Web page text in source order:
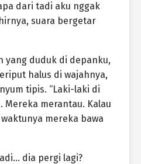
dari tadi aku nggak
suara bergetar
yang duduk di depanku,
halus di wajahnya,
tipis. “Laki-laki di
Mereka merantau. Kalau
mereka bawa
dia pergi lagi?